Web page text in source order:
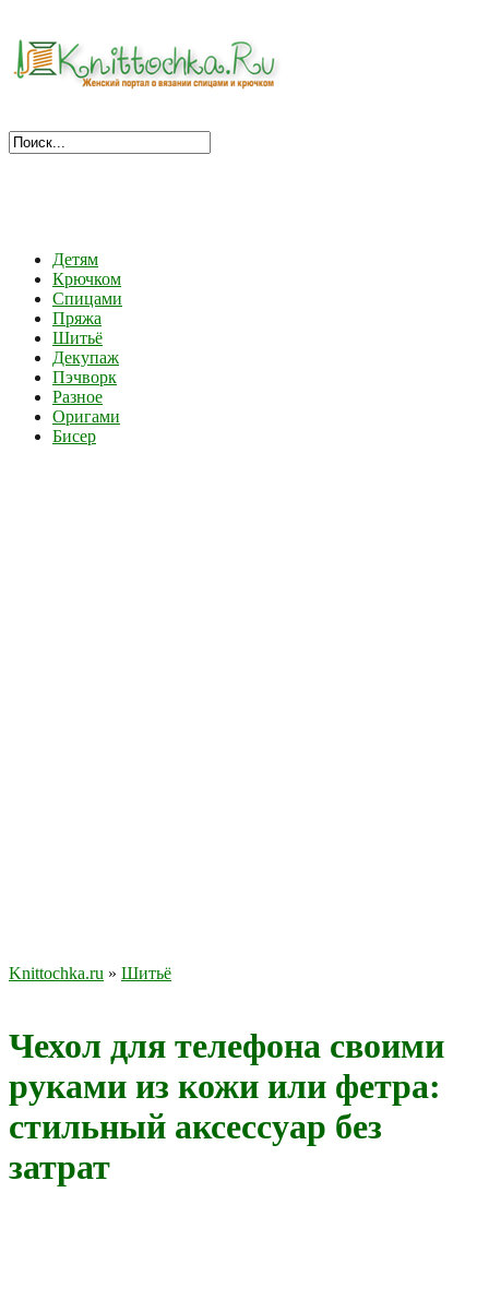
Детям
Крючком
Спицами
Пряжа
Шитьё
Декупаж
Пэчворк
Разное
Оригами
Бисер
Knittochka.ru » Шитьё
Чехол для телефона своими
руками из кожи или фетра:
стильный аксессуар без
затрат